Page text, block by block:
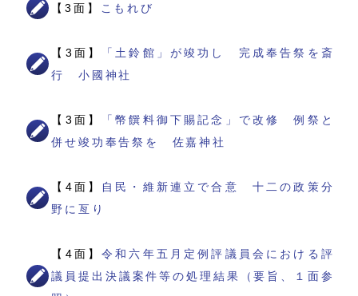
【3面】 こもれび
【3面】
「土鈴館」が竣功し 完成奉告祭を斎
行 小國神社
【3面】
「幣饌料御下賜記念」で改修 例祭と
併せ竣功奉告祭を 佐嘉神社
【4面】
自民・維新連立で合意 十二の政策分
野に亙り
【4面】令和六年五月定例評議員会における評
議員提出決議案件等の処理結果（要旨、１面参